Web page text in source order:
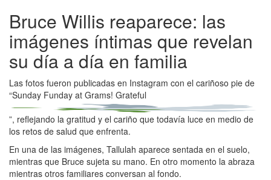
Bruce Willis reaparece: las
imágenes íntimas que revelan
su día a día en familia
Las fotos fueron publicadas en Instagram con el cariñoso pie de
“Sunday Funday at Grams! Grateful
”, reflejando la gratitud y el cariño que todavía luce en medio de
los retos de salud que enfrenta.
En una de las imágenes, Tallulah aparece sentada en el suelo,
mientras que Bruce sujeta su mano. En otro momento la abraza
mientras otros familiares conversan al fondo.